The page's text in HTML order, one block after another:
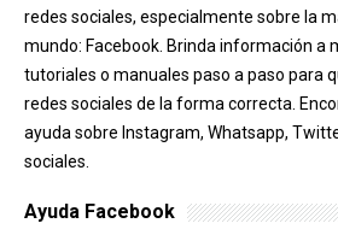
redes sociales, especialmente sobre la
mundo: Facebook. Brinda información a
tutoriales o manuales paso a paso para
redes sociales de la forma correcta.
ayuda sobre Instagram, Whatsapp,
sociales.
Ayuda Facebook